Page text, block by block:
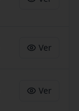
Ver
Ver